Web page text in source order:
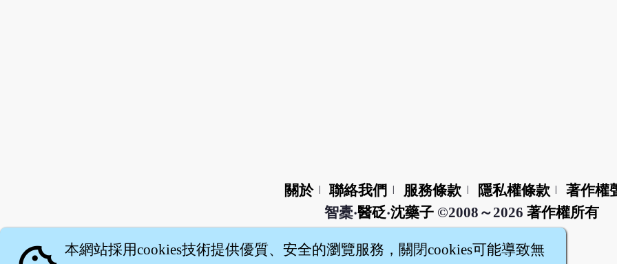
關於 聯絡我們 服務條款 隱私權條款
著作權
智橐‧醫砭‧沈藥子©2008～2026 著作權所有
本網站採用cookies技術提供優質、安全的瀏覽服務，關閉cookies可能導致無